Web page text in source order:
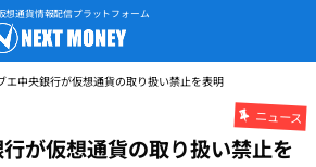
想通貨情報配信プラットフォーム
エ中央銀行が仮想通貨の取り扱い禁止を表明
ニュース
が仮想通貨の取り扱い禁止を